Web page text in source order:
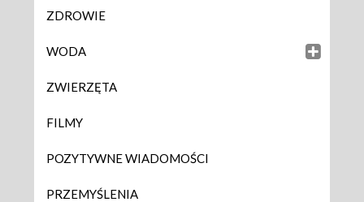
ZDROWIE
WODA
ZWIERZĘTA
FILMY
POZYTYWNE WIADOMOŚCI
PRZEMYŚLENIA